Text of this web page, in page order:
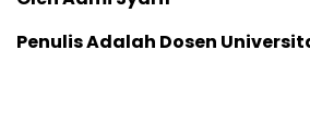
Penulis Adalah Dosen